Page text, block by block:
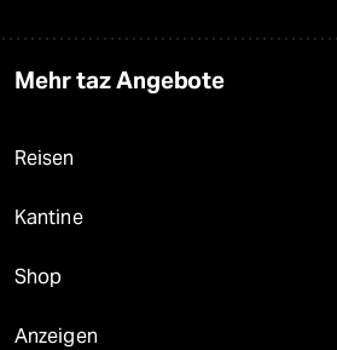
Mehr taz Angebote
Reisen
Kantine
Shop
Anzeigen